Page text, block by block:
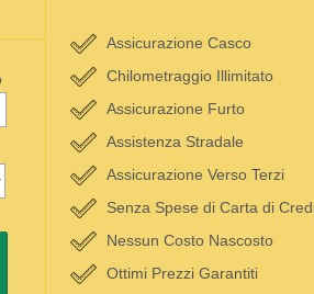
Assicurazione Casco
Chilometraggio Illimitato
Assicurazione Furto
Assistenza Stradale
Assicurazione Verso Terzi
Senza Spese di Carta di
Nessun Costo Nascosto
Ottimi Prezzi Garantiti